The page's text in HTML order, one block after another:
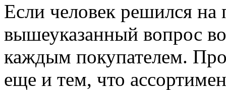
Если человек решился на
вышеуказанный вопрос
каждым покупателем.
еще и тем, что